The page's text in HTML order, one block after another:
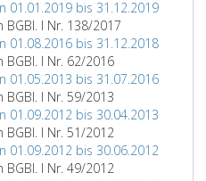
01.01.2019 bis 31.12.2019
I Nr. 138/2017
01.08.2016 bis 31.12.2018
I Nr. 62/2016
01.05.2013 bis 31.07.2016
I Nr. 59/2013
01.09.2012 bis 30.04.2013
I Nr. 51/2012
01.09.2012 bis 30.06.2012
I Nr. 49/2012